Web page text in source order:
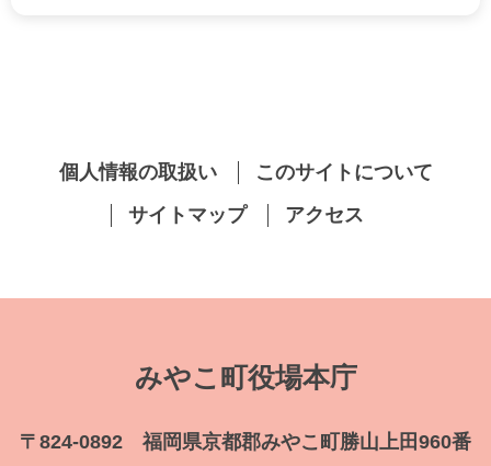
個人情報の取扱い
このサイトについて
サイトマップ
アクセス
みやこ町役場本庁
〒824-0892 福岡県京都郡みやこ町勝山上田960番